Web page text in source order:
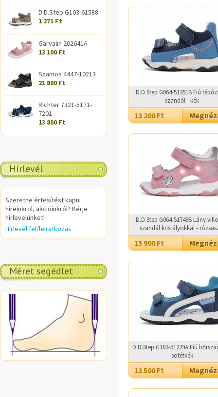
D.D.Step G103-61588
1 271 Ft
Garvalin 202641A
13 100 Ft
Szamos 4447-10213
21 800 Ft
Richter 7321-5171-
7201
13 800 Ft
Hírlevél
Szeretne értesítést kapni
híreinkről, akcióinkról? Kérje
hírlevelünket!
Hírlevél fel/leiratkozás
Méret segédlet
D.D.Step G064-51351B Fiú
szandál - kék
13 200 Ft
D.D.Step G064-51749B Lány
szandál kristályokkal -
15 900 Ft
D.D.Step G103-51229A Fiú
sötétkék
13 500 Ft